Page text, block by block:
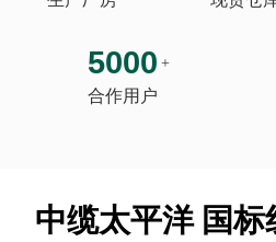
5000 +
合作用户
中缆太平洋 国